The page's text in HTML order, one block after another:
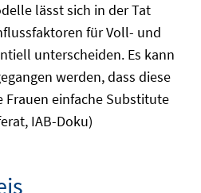
lässt sich in der Tat
für Voll- und
unterscheiden. Es kann
werden, dass diese
Frauen einfache Substitute
IAB-Doku)